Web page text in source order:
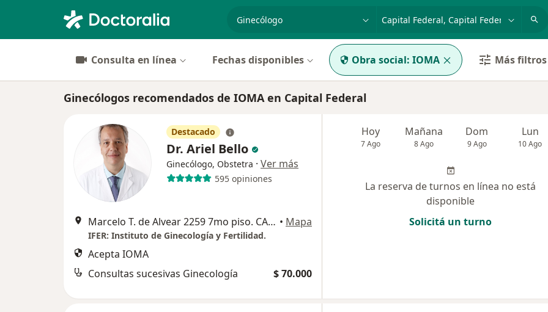
especialidad, enfermedad o nombre
Consulta en línea Fechas disponibles Obra social: IOMA Más filtros
Ginecólogos recomendados de IOMA en Capital Federal
Destacado
Dr. Ariel Bello
Ginecólogo, Obstetra · Ver más
595 opiniones
Marcelo T. de Alvear 2259 7mo piso. CABA, Capital Federal • Mapa
IFER: Instituto de Ginecología y Fertilidad.
Acepta IOMA
Consultas sucesivas Ginecología
$ 70.000
Hoy
7 Ago
Mañana
8 Ago
Dom
9 Ago
Lun
10 Ago
La reserva de turnos en línea no está
disponible
Solicitá un turno